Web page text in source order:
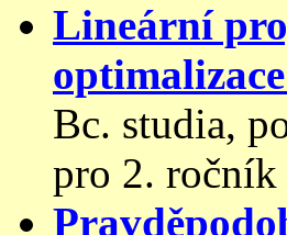
Lineární
Bc. studia,
pro 2. ročník